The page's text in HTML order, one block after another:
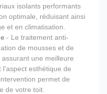
isolants performants
optimale, réduisant ainsi
et en climatisation.
- Le traitement anti-
de mousses et de
une meilleure
esthétique de
permet de
de votre toit.